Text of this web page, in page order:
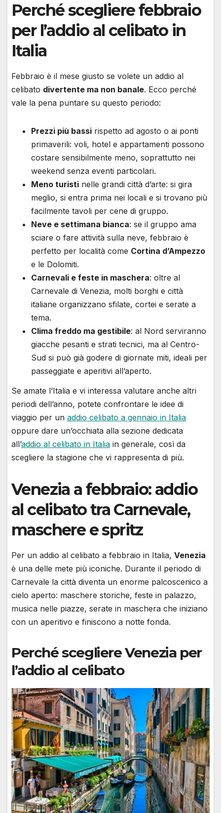
Perché scegliere febbraio
per l’addio al celibato in
Italia
Febbraio è il mese giusto se volete un addio al
celibato divertente ma non banale. Ecco perché
vale la pena puntare su questo periodo:
Prezzi più bassi rispetto ad agosto o ai ponti
primaverili: voli, hotel e appartamenti possono
costare sensibilmente meno, soprattutto nei
weekend senza eventi particolari.
Meno turisti nelle grandi città d’arte: si gira
meglio, si entra prima nei locali e si trovano più
facilmente tavoli per cene di gruppo.
Neve e settimana bianca: se il gruppo ama
sciare o fare attività sulla neve, febbraio è
perfetto per località come Cortina d’Ampezzo
e le Dolomiti.
Carnevali e feste in maschera: oltre al
Carnevale di Venezia, molti borghi e città
italiane organizzano sfilate, cortei e serate a
tema.
Clima freddo ma gestibile: al Nord serviranno
giacche pesanti e strati tecnici, ma al Centro-
Sud si può già godere di giornate miti, ideali per
passeggiate e aperitivi all’aperto.
Se amate l’Italia e vi interessa valutare anche altri
periodi dell’anno, potete confrontare le idee di
viaggio per un addio celibato a gennaio in Italia
oppure dare un’occhiata alla sezione dedicata
all’addio al celibato in Italia in generale, così da
scegliere la stagione che vi rappresenta di più.
Venezia a febbraio: addio
al celibato tra Carnevale,
maschere e spritz
Per un addio al celibato a febbraio in Italia, Venezia
è una delle mete più iconiche. Durante il periodo di
Carnevale la città diventa un enorme palcoscenico a
cielo aperto: maschere storiche, feste in palazzo,
musica nelle piazze, serate in maschera che iniziano
con un aperitivo e finiscono a notte fonda.
Perché scegliere Venezia per
l’addio al celibato